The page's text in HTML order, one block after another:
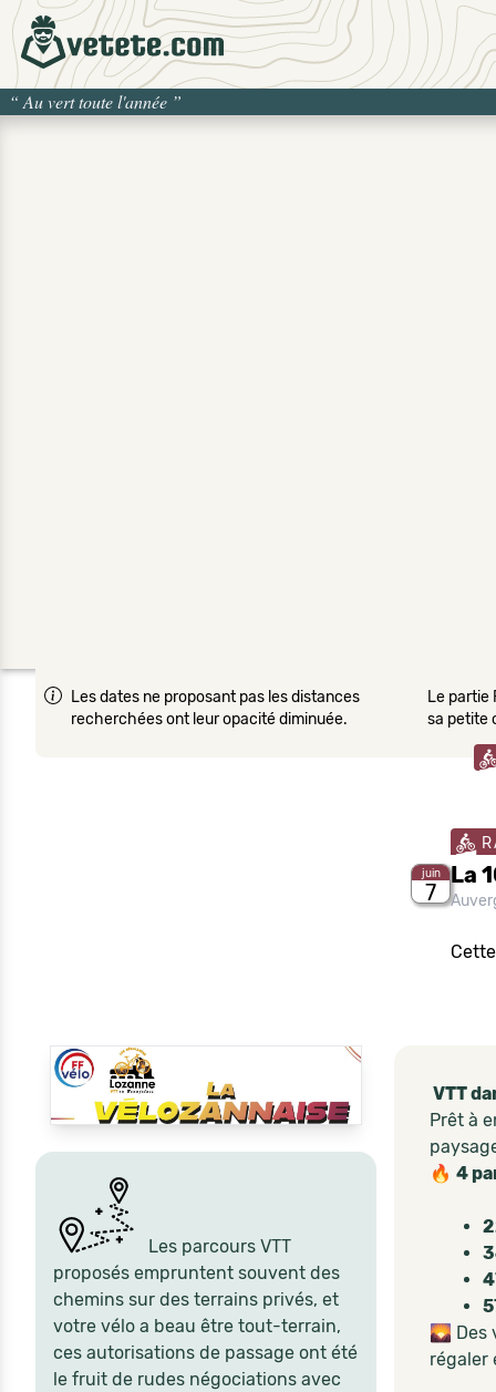
“ Au vert toute l'année ”
Les dates ne proposant pas les distances
recherchées ont leur opacité diminuée.
Le partie
sa petite
juin
7
La
Les parcours VTT
proposés empruntent souvent des
chemins sur des terrains privés, et
votre vélo a beau être tout-terrain,
ces autorisations de passage ont été
le fruit de rudes négociations avec
VTT
Prêt à
🔥 4
🌄 Des
régaler